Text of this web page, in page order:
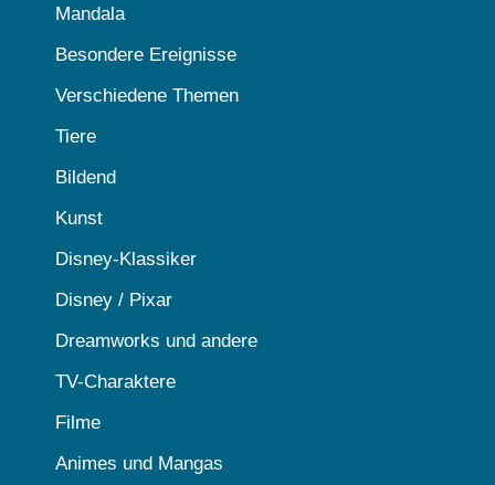
Mandala
Besondere Ereignisse
Verschiedene Themen
Tiere
Bildend
Kunst
Disney-Klassiker
Disney / Pixar
Dreamworks und andere
TV-Charaktere
Filme
Animes und Mangas